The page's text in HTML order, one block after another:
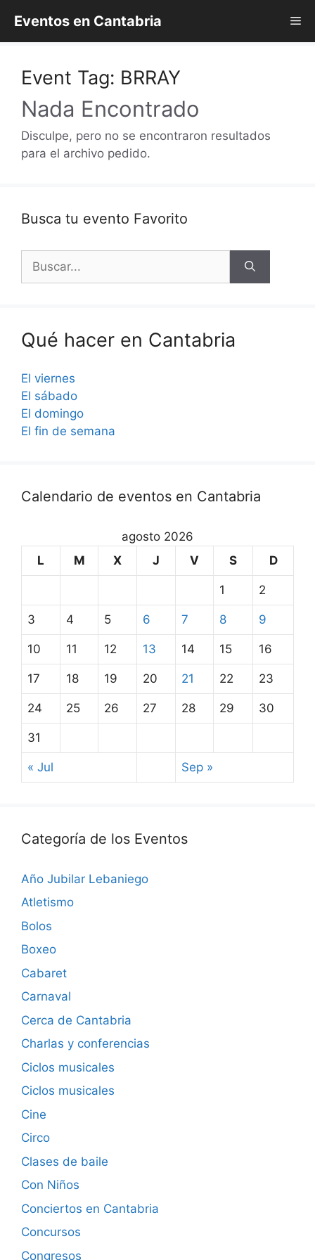
contenido
Eventos en Cantabria
Event Tag: BRRAY
Nada Encontrado
Disculpe, pero no se encontraron resultados
para el archivo pedido.
Busca tu evento Favorito
Buscar:
Qué hacer en Cantabria
El viernes
El sábado
El domingo
El fin de semana
Calendario de eventos en Cantabria
agosto 2026
L
M X J V S D
1 2
3 4 5 6 7 8 9
10 11 12 13 14 15 16
17 18 19 20 21 22 23
24 25 26 27 28 29 30
31
« Jul Sep »
Categoría de los Eventos
Año Jubilar Lebaniego
Atletismo
Bolos
Boxeo
Cabaret
Carnaval
Cerca de Cantabria
Charlas y conferencias
Ciclos musicales
Ciclos musicales
Cine
Circo
Clases de baile
Con Niños
Conciertos en Cantabria
Concursos
Congresos